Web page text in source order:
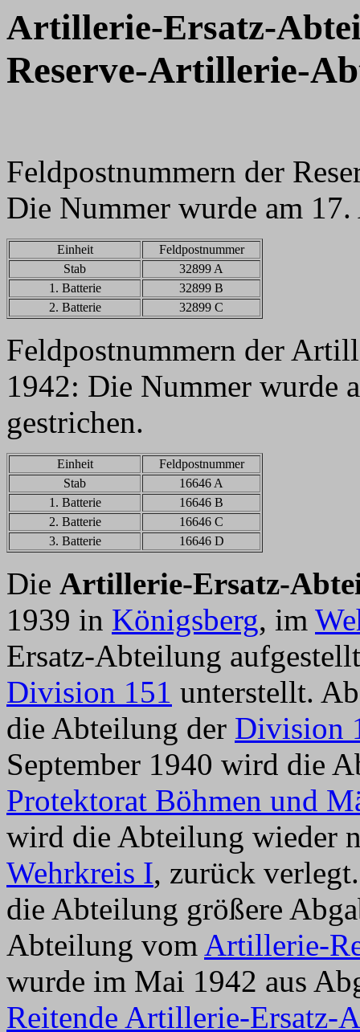
Artillerie-Ersatz-
Reserve-Artillerie-
Feldpostnummern der
Die Nummer wurde am
Einheit
Feldpostnummer
Stab
32899 A
1. Batterie
32899 B
2. Batterie
32899 C
Feldpostnummern der
1942: Die Nummer wurde
gestrichen.
Einheit
Feldpostnummer
Stab
16646 A
1. Batterie
16646 B
2. Batterie
16646 C
3. Batterie
16646 D
Die Artillerie-Ersatz-
1939 in Königsberg, im
Ersatz-Abteilung
Division 151 unterstellt.
die Abteilung der Division
September 1940 wird die
Protektorat Böhmen und
wird die Abteilung wieder
Wehrkreis I, zurück
die Abteilung größere
Abteilung vom Artillerie-
wurde im Mai 1942 aus
Reitende Artillerie-Ersatz-